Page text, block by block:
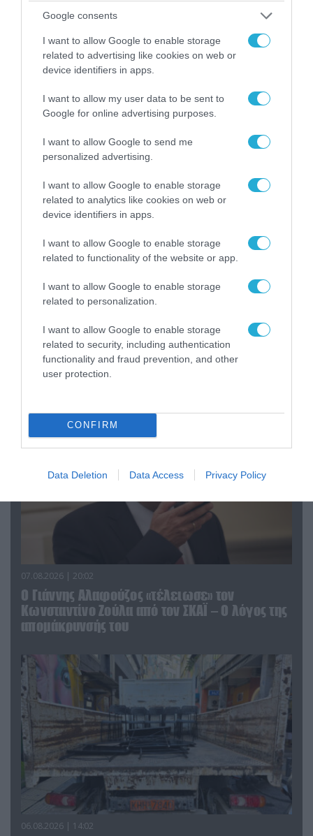
Google consents
I want to allow Google to enable storage
related to advertising like cookies on web or
device identifiers in apps.
I want to allow my user data to be sent to
Google for online advertising purposes.
I want to allow Google to send me
personalized advertising.
I want to allow Google to enable storage
related to analytics like cookies on web or
device identifiers in apps.
I want to allow Google to enable storage
related to functionality of the website or app.
I want to allow Google to enable storage
related to personalization.
I want to allow Google to enable storage
related to security, including authentication
functionality and fraud prevention, and other
user protection.
CONFIRM
Data Deletion Data Access Privacy Policy
08.08.2026 | 12:02
Ιράν: Δημοσίευσε φωτογραφίες
αμερικανικών και ισραηλινών αεροσκαφών &
drones που καταρρίφθηκαν
ΠΟΛΙΤΙΚΗ
08.08.2026 | 09:02
«Η απόλυτη τραγωδία»: Η «αιχμηρή» ανάρτηση
του Αρκά για τα τατουάζ (φωτο)
07.08.2026 | 20:02
Ο Γιάννης Αλαφούζος «τέλειωσε» τον
Κωνσταντίνο Ζούλα από τον ΣΚΑΪ – Ο λόγος της
απομάκρυνσής του
06.08.2026 | 14:02